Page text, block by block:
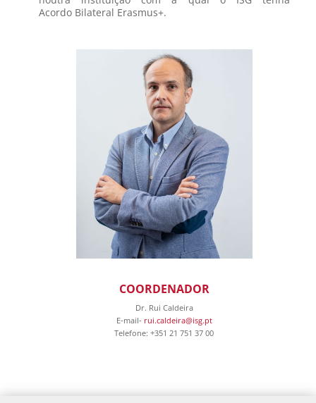
Acordo Bilateral Erasmus+.
COORDENADOR
Dr. Rui Caldeira
E-mail- rui.caldeira@isg.pt
Telefone: +351 21 751 37 00